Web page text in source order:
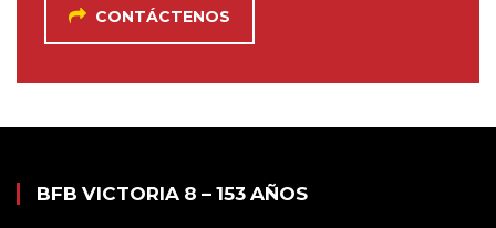
CONTÁCTENOS
BFB VICTORIA 8 – 153 AÑOS